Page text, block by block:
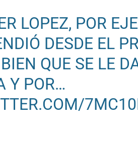
LOPEZ, POR
DESDE EL
QUE SE LE
Y POR…